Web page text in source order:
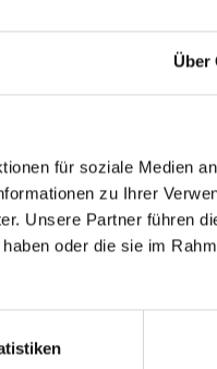
Über
für soziale Medien
zu Ihrer
Unsere Partner führen
oder die sie im
Daten sind
Sie erläutert auch,